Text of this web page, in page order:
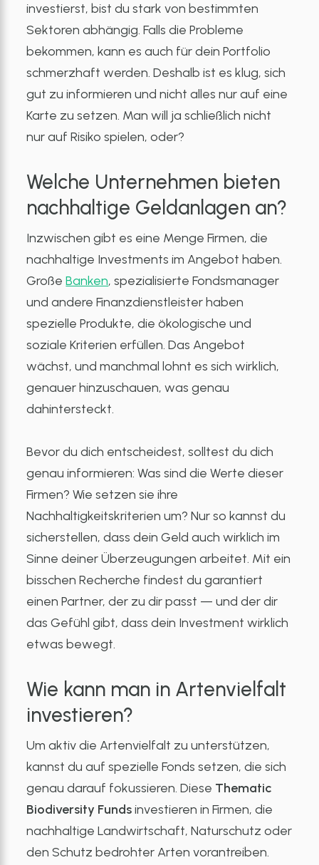
investierst, bist du stark von bestimmten
Sektoren abhängig. Falls die Probleme
bekommen, kann es auch für dein Portfolio
schmerzhaft werden. Deshalb ist es klug, sich
gut zu informieren und nicht alles nur auf eine
Karte zu setzen. Man will ja schließlich nicht
nur auf Risiko spielen, oder?
Welche Unternehmen bieten
nachhaltige Geldanlagen an?
Inzwischen gibt es eine Menge Firmen, die
nachhaltige Investments im Angebot haben.
GroßeBanken, spezialisierte Fondsmanager
und andere Finanzdienstleister haben
spezielle Produkte, die ökologische und
soziale Kriterien erfüllen. Das Angebot
wächst, und manchmal lohnt es sich wirklich,
genauer hinzuschauen, was genau
dahintersteckt.
Bevor du dich entscheidest, solltest du dich
genau informieren: Was sind die Werte dieser
Firmen? Wie setzen sie ihre
Nachhaltigkeitskriterien um? Nur so kannst du
sicherstellen, dass dein Geld auch wirklich im
Sinne deiner Überzeugungen arbeitet. Mit ein
bisschen Recherche findest du garantiert
einen Partner, der zu dir passt — und der dir
das Gefühl gibt, dass dein Investment wirklich
etwas bewegt.
Wie kann man in Artenvielfalt
investieren?
Um aktiv die Artenvielfalt zu unterstützen,
kannst du auf spezielle Fonds setzen, die sich
genau darauf fokussieren. Diese Thematic
Biodiversity Fundsinvestieren in Firmen, die
nachhaltige Landwirtschaft, Naturschutz oder
den Schutz bedrohter Arten vorantreiben.